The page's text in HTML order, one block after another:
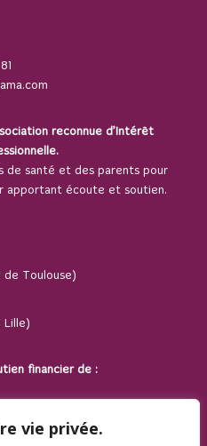
vie privée.
reconnue d’Intérêt
de santé et des parents pour
apportant écoute et soutien.
de Toulouse)
Lille)
financier de :